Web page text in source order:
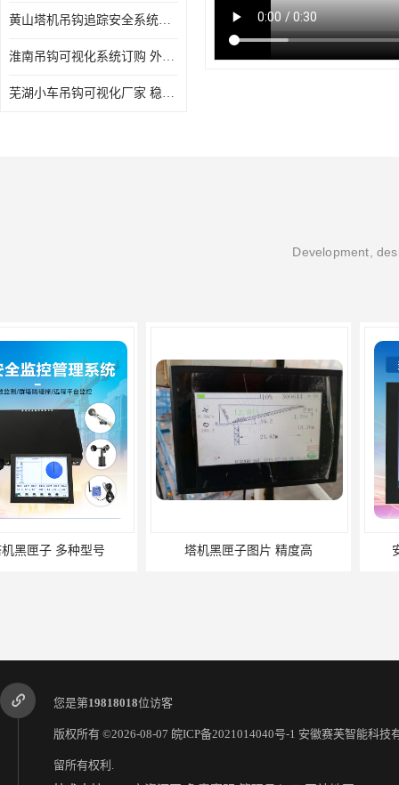
黄山塔机吊钩追踪安全系统价格 可远程查看 减少盲吊引发的事故
淮南吊钩可视化系统订购 外观简洁大方 体积小 占用空间小
芜湖小车吊钩可视化厂家 稳定性高 可视吊装 降低盲吊风险
Development,
塔机黑匣子图片 精度高 安徽塔机黑匣子 稳定可靠
您是第19818018位访客
版权所有 ©2026-08-07 皖ICP备2021014040号-1 安徽赛芙智能科技
留所有权利.